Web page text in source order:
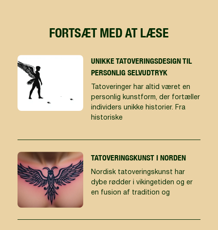
FORTSÆT MED AT LÆSE
UNIKKE TATOVERINGSDESIGN TIL
PERSONLIG SELVUDTRYK
Tatoveringer har altid været en
personlig kunstform, der fortæller
individers unikke historier. Fra
historiske
TATOVERINGSKUNST I NORDEN
Nordisk tatoveringskunst har
dybe rødder i vikingetiden og er
en fusion af tradition og